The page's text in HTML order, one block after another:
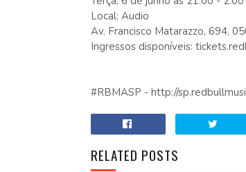
Local: Audio
Av. Francisco Matarazzo, 694,
Ingressos disponíveis:
#RBMASP - http://
RELATED POSTS